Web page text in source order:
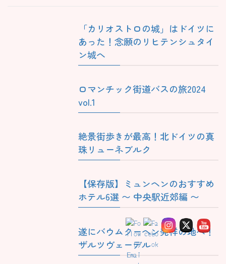
「カリオストロの城」はドイツに
あった！念願のリヒテンシュタイ
ン城へ
ロマンチック街道バスの旅2024
vol.1
絶景街歩きが最高！北ドイツの真
珠リューネブルク
【保存版】ミュンヘンのおすすめ
ホテル6選 〜 中央駅近郊編 〜
遂にバウムクーヘン発祥の地へ！
ザルツヴェーデル